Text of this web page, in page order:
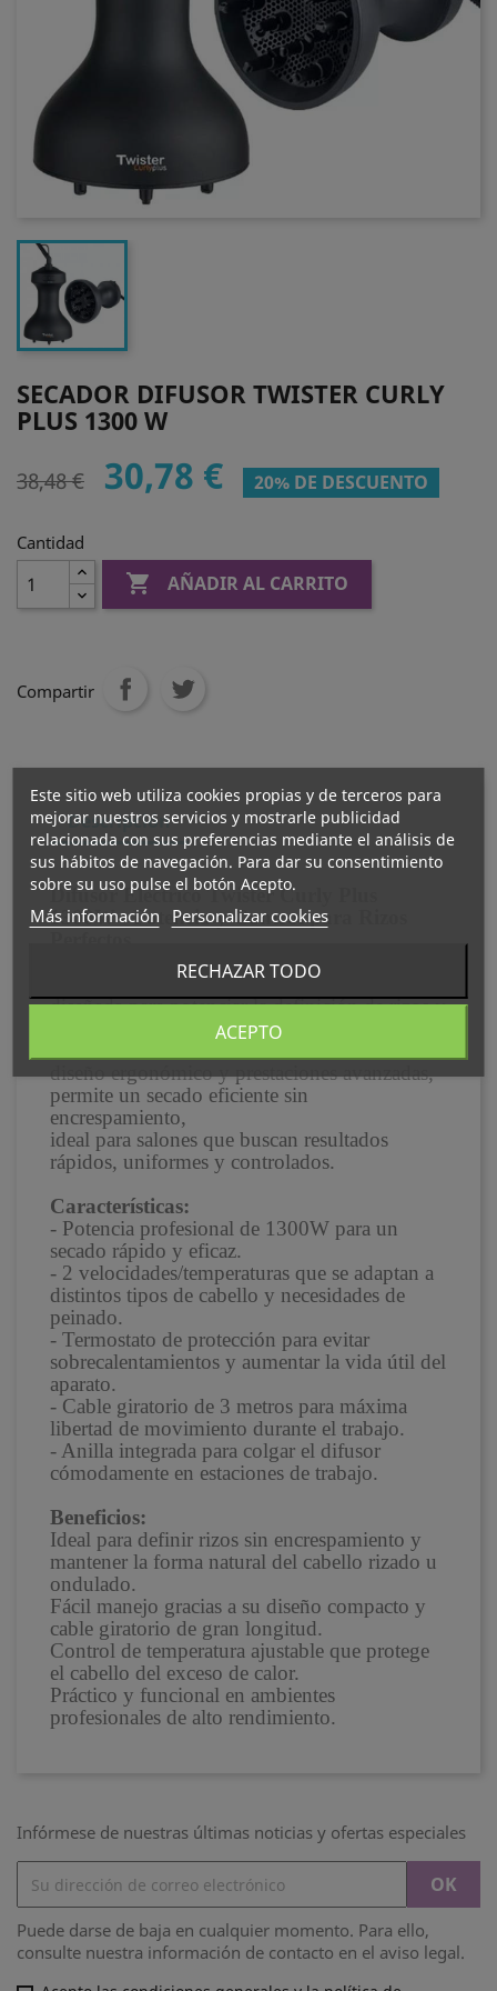
SECADOR DIFUSOR TWISTER CURLY
PLUS 1300 W
38,48 € 30,78 € 20% DE DESCUENTO
Cantidad
 AÑADIR AL CARRITO
Compartir
Descripción
Difusor Eléctrico Twister Curly Plus
1300W - Potencia y Control para Rizos
El Difusor Eléctrico Twister Curly Plus
1300W es una herramienta profesional
diseñada para potenciar la definición de rizos y
diseño ergonómico y prestaciones avanzadas,
permite un secado eficiente sin
encrespamiento,
ideal para salones que buscan resultados
rápidos, uniformes y controlados.
Características:
- Potencia profesional de 1300W para un
secado rápido y eficaz.
- 2 velocidades/temperaturas que se adaptan a
distintos tipos de cabello y necesidades de
peinado.
- Termostato de protección para evitar
sobrecalentamientos y aumentar la vida útil del
aparato.
- Cable giratorio de 3 metros para máxima
libertad de movimiento durante el trabajo.
- Anilla integrada para colgar el difusor
cómodamente en estaciones de trabajo.
Beneficios:
Ideal para definir rizos sin encrespamiento y
mantener la forma natural del cabello rizado u
ondulado.
Fácil manejo gracias a su diseño compacto y
cable giratorio de gran longitud.
Control de temperatura ajustable que protege
el cabello del exceso de calor.
Práctico y funcional en ambientes
profesionales de alto rendimiento.
Infórmese de nuestras últimas noticias y ofertas especiales
Puede darse de baja en cualquier momento. Para ello,
consulte nuestra información de contacto en el aviso legal.
Este sitio web utiliza cookies propias y de terceros para
mejorar nuestros servicios y mostrarle publicidad
relacionada con sus preferencias mediante el análisis de
sus hábitos de navegación. Para dar su consentimiento
sobre su uso pulse el botón Acepto.
Más información Personalizar cookies
RECHAZAR TODO
ACEPTO